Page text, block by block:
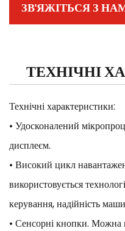
ЗВ'ЯЖІТЬСЯ З
ТЕХНІЧНІ
Технічні характеристики:
• Удосконалений
дисплеєм.
• Високий цикл
використовується
керування, надійність
• Сенсорні кнопки. Можна